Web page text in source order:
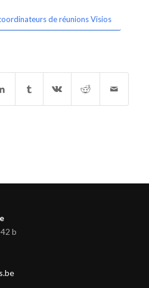
de réunions Visios
b